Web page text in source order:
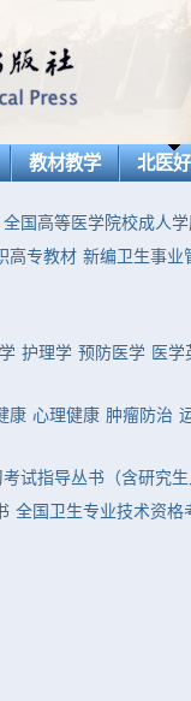
教材教学 北医
全国高等医学院校成人
高专教材 新编卫生事业
护理学 预防医学 医学
康 心理健康 肿瘤防治
试指导丛书（含研究
全国卫生专业技术资格